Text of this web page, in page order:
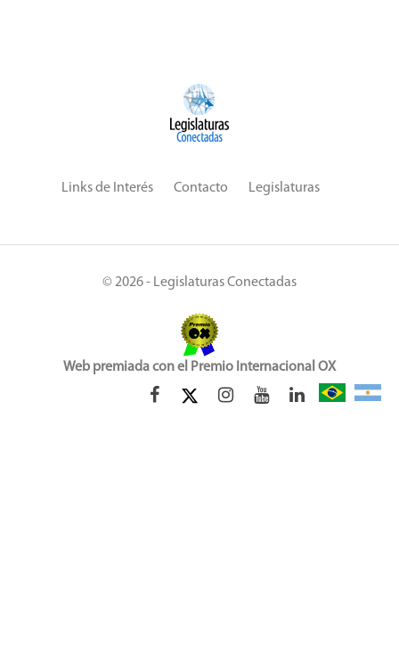
Links de Interés Contacto Legislaturas
© 2026 - Legislaturas Conectadas
Web premiada con el Premio Internacional OX